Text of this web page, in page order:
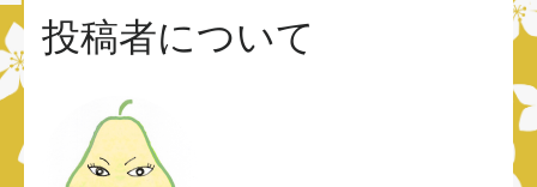
投稿者について